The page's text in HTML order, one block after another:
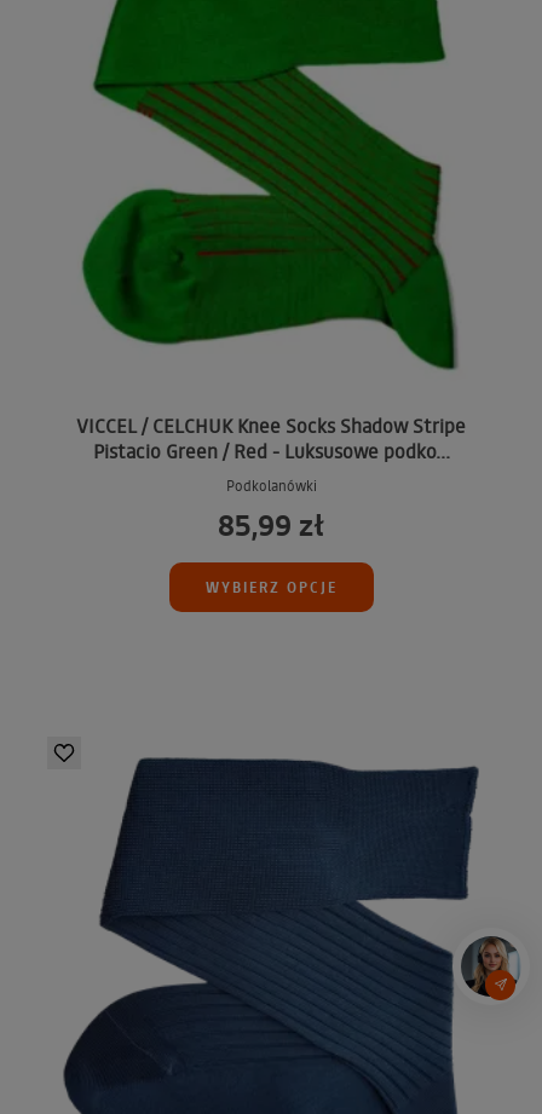
VICCEL / CELCHUK Knee Socks Shadow Stripe
Pistacio Green / Red - Luksusowe podko...
Podkolanówki
85,99 zł
WYBIERZ OPCJE